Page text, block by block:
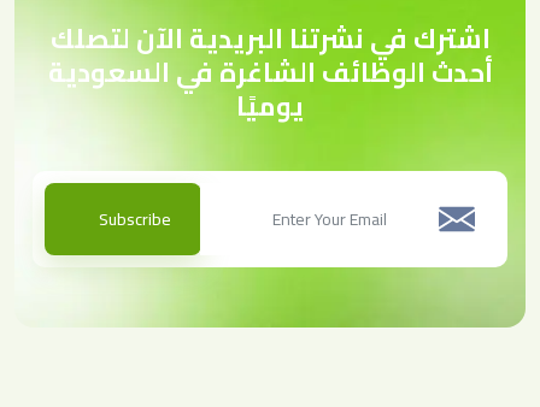
اشترك في نشرتنا البريدية الآن لتصلك
أحدث الوظائف الشاغرة في السعودية
يوميًا
Subscribe